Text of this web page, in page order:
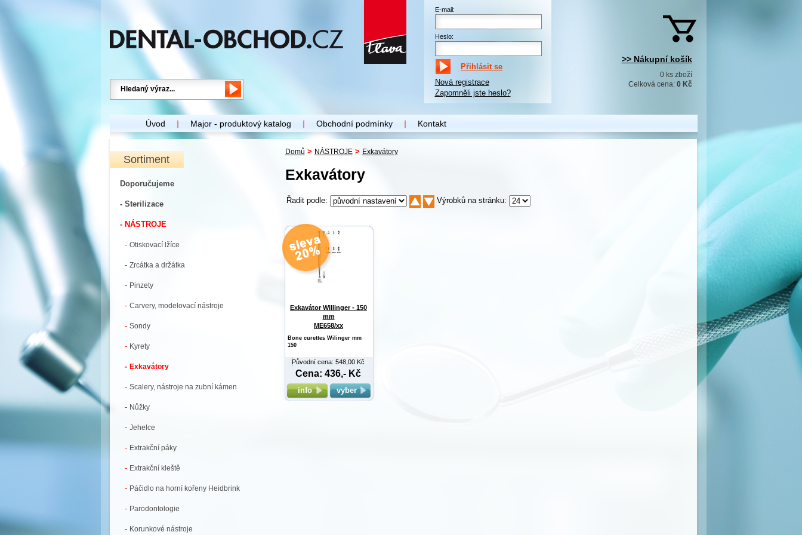
E-mail:
Heslo:
Nová registrace
Zapomněli jste heslo?
>> Nákupní košík
0 ks zboží
Celková cena: 0 Kč
Úvod Major - produktový katalog Obchodní podmínky Kontakt
Sortiment
Doporučujeme
- Sterilizace
- NÁSTROJE
- Otiskovací lžíce
- Zrcátka a držátka
- Pinzety
- Carvery, modelovací nástroje
- Sondy
- Kyrety
- Exkavátory
- Scalery, nástroje na zubní kámen
- Nůžky
- Jehelce
- Extrakční páky
- Extrakční kleště
- Páčidlo na horní kořeny Heidbrink
- Parodontologie
- Korunkové nástroje
Domů > NÁSTROJE > Exkavátory
Exkavátory
Řadit podle: Výrobků na stránku:
Exkavátor Willinger - 150
mm
ME658/xx
Bone curettes Wilinger mm
150
Původní cena: 548,00 Kč
Cena: 436,- Kč
info vyber